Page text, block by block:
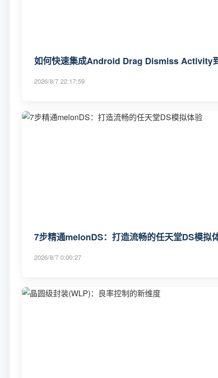
如何快速集成Android Drag Dismiss Activity
2026/8/7 22:17:59
7步精通melonDS：打造流畅的任天堂DS模拟
2026/8/7 0:00:27